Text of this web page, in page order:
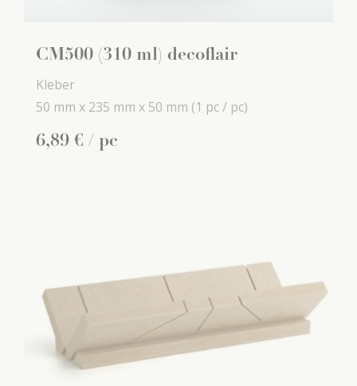
CM500 (310 ml) decoflair
Kleber
50 mm x 235 mm x 50 mm (1 pc / pc)
6,89 € / pc